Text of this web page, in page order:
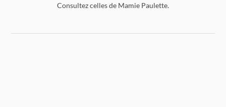
Consultez celles de Mamie Paulette.